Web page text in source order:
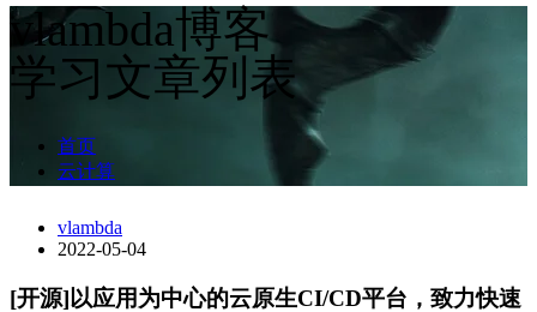
vlambda博客
学习文章列表
首页
云计算
vlambda
2022-05-04
[开源]以应用为中心的云原生CI/CD平台，致力快速